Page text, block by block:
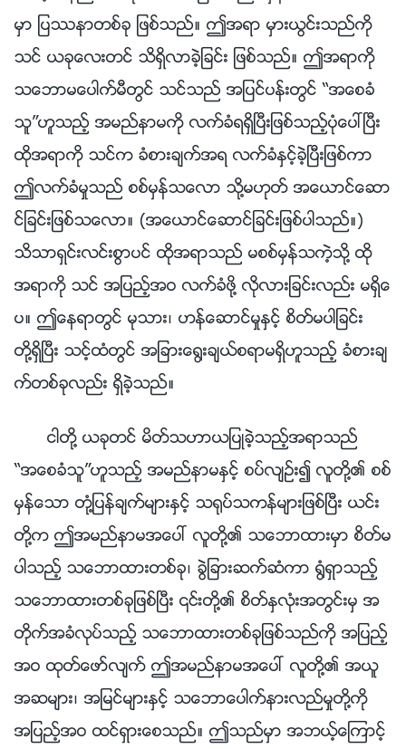
မွာ ျပႆနာတစ္ခု ျဖစ္သည္။ ဤအရာ မွားယြင္းသည္ကို
သင္ ယခုေလးတင္ သိရွိလာခဲ့ျခင္း ျဖစ္သည္။ ဤအရာကို
သေဘာမေပါက္မီတြင္ သင္သည္ အျပင္ပန္းတြင္ “အေစခံ
သူ”ဟူသည့္ အမည္နာမကို လက္ခံရရွိၿပီးျဖစ္သည့္ပုံေပၚၿပီး
ထိုအရာကို သင္က ခံစားခ်က္အရ လက္ခံႏွင့္ခဲ့ၿပီးျဖစ္ကာ
ဤလက္ခံမႈသည္ စစ္မွန္သေလာ သို႔မဟုတ္ အေယာင္ေဆာ
င္ျခင္းျဖစ္သေလာ။ (အေယာင္ေဆာင္ျခင္းျဖစ္ပါသည္။)
သိသာရွင္းလင္းစြာပင္ ထိုအရာသည္ မစစ္မွန္သကဲ့သို႔ ထို
အရာကို သင္ အျပည့္အဝ လက္ခံဖို႔ လိုလားျခင္းလည္း မရွိေ
ပ။ ဤေနရာတြင္ မုသား၊ ဟန္ေဆာင္မႈႏွင့္ စိတ္မပါျခင္း
တို႔ရွိၿပီး သင့္ထံတြင္ အျခားေ႐ြးခ်ယ္စရာမရွိဟူသည့္ ခံစားခ်
က္တစ္ခုလည္း ရွိခဲ့သည္။
ငါတို႔ ယခုတင္ မိတ္သဟာယျပဳခဲ့သည့္အရာသည္
“အေစခံသူ”ဟူသည့္ အမည္နာမႏွင့္ စပ္လ်ဥ္း၍ လူတို႔၏ စစ္
မွန္ေသာ တုံ႔ျပန္ခ်က္မ်ားႏွင့္ သ႐ုပ္သကန္မ်ားျဖစ္ၿပီး ယင္း
တို႔က ဤအမည္နာမအေပၚ လူတို႔၏ သေဘာထားမွာ စိတ္မ
ပါသည့္ သေဘာထားတစ္ခု၊ ခြဲျခားဆက္ဆံကာ ႐ြံရွာသည့္
သေဘာထားတစ္ခုျဖစ္ၿပီး ၎တို႔၏ စိတ္ႏွလုံးအတြင္းမွ အ
တိုက္အခံလုပ္သည့္ သေဘာထားတစ္ခုျဖစ္သည္ကို အျပည့္
အဝ ထုတ္ေဖာ္လ်က္ ဤအမည္နာမအေပၚ လူတို႔၏ အယူ
အဆမ်ား၊ အျမင္မ်ားႏွင့္ သေဘာေပါက္နားလည္မႈတို႔ကို
အျပည့္အဝ ထင္ရွားေစသည္။ ဤသည္မွာ အဘယ့္ေၾကာင့္